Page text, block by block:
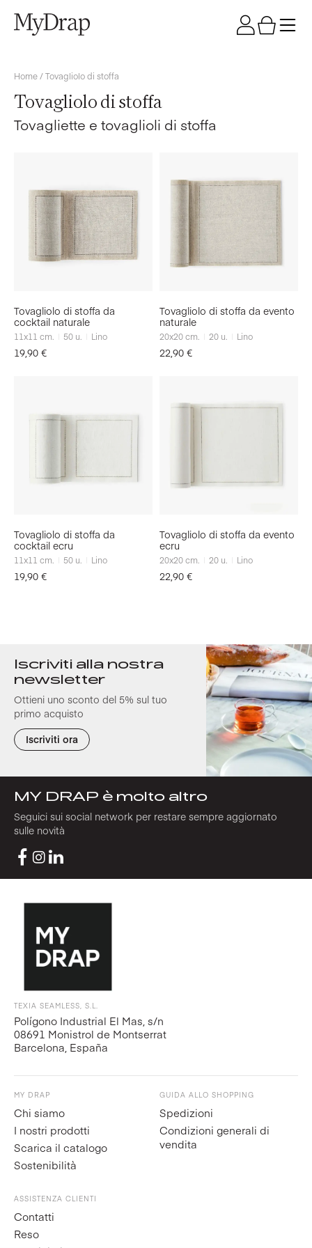
Home / Tovagliolo di stoffa
Tovagliolo di stoffa
Tovagliette e tovaglioli di stoffa
Tovagliolo di stoffa da
cocktail naturale
11x11 cm. 50 u. Lino
19,90 €
Tovagliolo di stoffa da evento
naturale
20x20cm. 20 u. Lino
22,90 €
Tovagliolo di stoffa da
cocktail ecru
11x11 cm. 50 u. Lino
19,90 €
Tovagliolo di stoffa da evento
ecru
20x20cm. 20 u. Lino
22,90 €
Iscriviti alla nostra
newsletter
Ottieni uno sconto del 5% sul tuo
primo acquisto
Iscriviti ora
MY DRAP è molto altro
Seguici sui social network per restare sempre aggiornato
sulle novità
TEXIA SEAMLESS, S.L.
Polígono Industrial El Mas, s/n
08691 Monistrol de Montserrat
Barcelona, España
MY DRAP
Chi siamo
I nostri prodotti
Scarica il catalogo
Sostenibilità
GUIDA ALLO SHOPPING
Spedizioni
Condizioni generali di
vendita
ASSISTENZA CLIENTI
Contatti
Reso